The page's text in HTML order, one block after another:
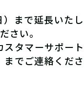
まで延長いたし
さい。
タマーサポート
でご連絡くださ